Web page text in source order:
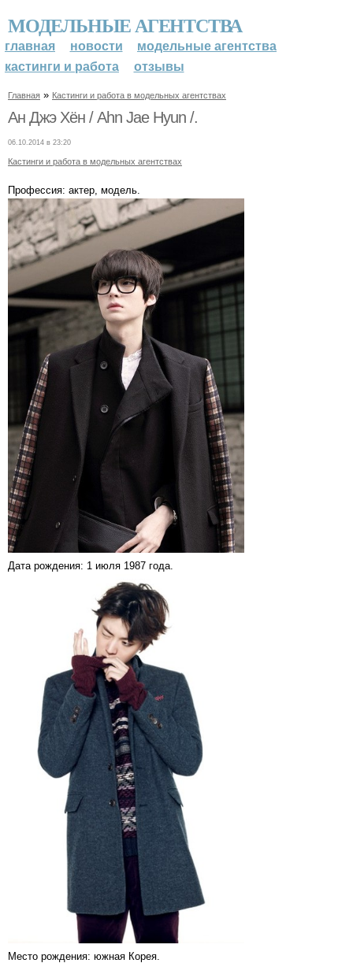
МОДЕЛЬНЫЕ АГЕНТСТВА
главная новости
модельные агентства
кастинги и работа
отзывы
Главная » Кастинги и работа в модельных агентствах
Ан Джэ Хён / Ahn Jae Hyun /.
06.10.2014 в 23:20
Кастинги и работа в модельных агентствах
Профессия: актер, модель.
Дата рождения: 1 июля 1987 года.
Место рождения: южная Корея.